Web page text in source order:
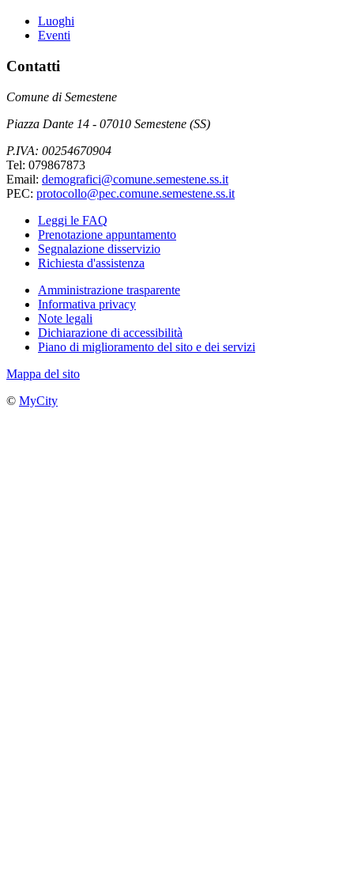
Luoghi
Eventi
Contatti
Comune di Semestene
Piazza Dante 14 - 07010 Semestene (SS)
P.IVA: 00254670904
Tel: 079867873
Email: demografici@comune.semestene.ss.it
PEC: protocollo@pec.comune.semestene.ss.it
Leggi le FAQ
Prenotazione appuntamento
Segnalazione disservizio
Richiesta d'assistenza
Amministrazione trasparente
Informativa privacy
Note legali
Dichiarazione di accessibilità
Piano di miglioramento del sito e dei servizi
Mappa del sito
© MyCity